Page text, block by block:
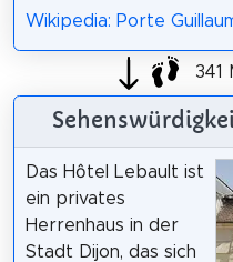
Wikipedia: Porte
341
Das Hôtel Lebault ist
ein privates
Herrenhaus in der
Stadt Dijon, das sich